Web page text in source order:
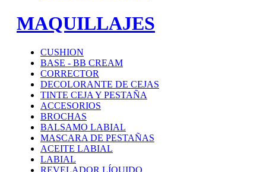
MAQUILLAJES
CUSHION
BASE - BB CREAM
CORRECTOR
DECOLORANTE DE CEJAS
TINTE CEJA Y PESTAÑA
ACCESORIOS
BROCHAS
BALSAMO LABIAL
MASCARA DE PESTAÑAS
ACEITE LABIAL
LABIAL
REVELADOR LÍQUIDO